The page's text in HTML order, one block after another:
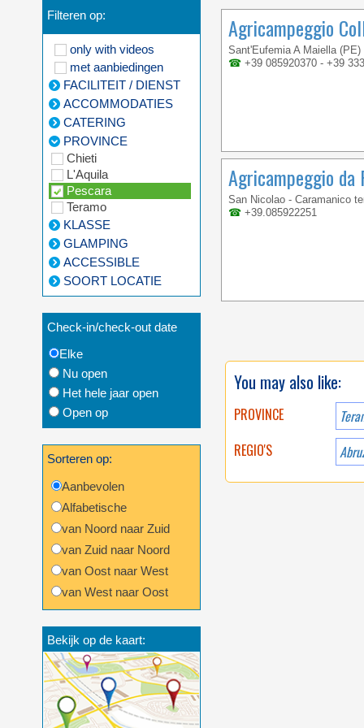
Filteren op:
only with videos
met aanbiedingen
FACILITEIT / DIENST
ACCOMMODATIES
CATERING
PROVINCE
Chieti
L'Aquila
Pescara
Teramo
KLASSE
GLAMPING
ACCESSIBLE
SOORT LOCATIE
Check-in/check-out date
Elke
Nu open
Het hele jaar open
Open op
Sorteren op:
Aanbevolen
Alfabetische
van Noord naar Zuid
van Zuid naar Noord
van Oost naar West
van West naar Oost
Bekijk op de kaart:
Agricampeggio
Sant'Eufemia A Maiella (PE)
☎ +39 085920370 - +39
Agricampeggio da
San Nicolao - Caramanico
☎ +39.085922251
You may also like:
PROVINCE
REGIO'S